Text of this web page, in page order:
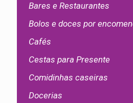
Bares e Restaurantes
Bolos e doces por
Cafés
Cestas para Presente
Comidinhas caseiras
Docerias